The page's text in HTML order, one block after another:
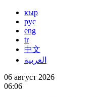
кыр
рус
eng
tr
中文
العربية
06 август 2026
06:06